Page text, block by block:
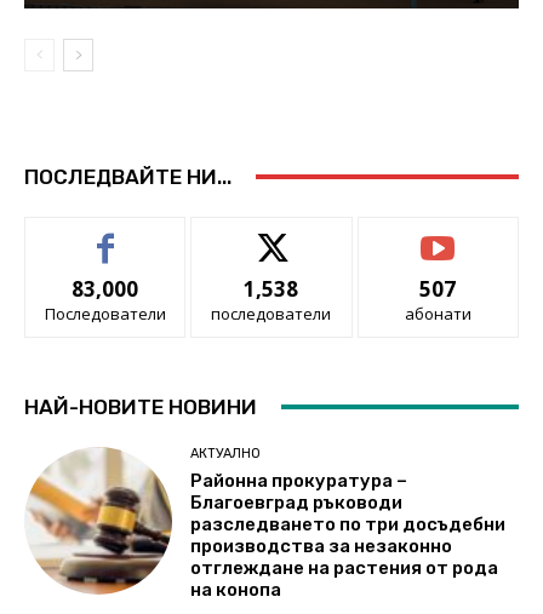
ПОСЛЕДВАЙТЕ НИ...
83,000
Последователи
1,538
последователи
507
абонати
НАЙ-НОВИТЕ НОВИНИ
АКТУАЛНО
Районна прокуратура –
Благоевград ръководи
разследването по три досъдебни
производства за незаконно
отглеждане на растения от рода
на конопа